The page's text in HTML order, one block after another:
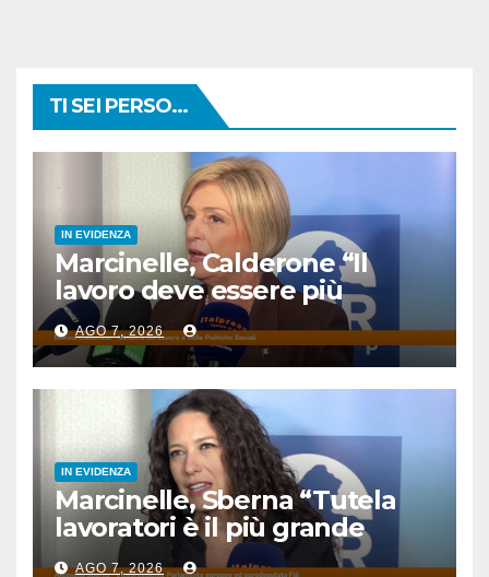
TI SEI PERSO...
IN EVIDENZA
Marcinelle, Calderone “Il
lavoro deve essere più
sicuro”
AGO 7, 2026
IN EVIDENZA
Marcinelle, Sberna “Tutela
lavoratori è il più grande
omaggio alle vittime”
AGO 7, 2026